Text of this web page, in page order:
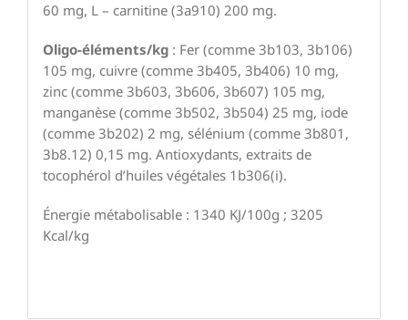
60 mg, L – carnitine (3a910) 200 mg.
Oligo-éléments/kg: Fer (comme 3b103, 3b106)
105 mg, cuivre (comme 3b405, 3b406) 10 mg,
zinc (comme 3b603, 3b606, 3b607) 105 mg,
manganèse (comme 3b502, 3b504) 25 mg, iode
(comme 3b202) 2 mg, sélénium (comme 3b801,
3b8.12) 0,15 mg. Antioxydants, extraits de
tocophérol d’huiles végétales 1b306(i).
Énergie métabolisable : 1340 KJ/100g ; 3205
Kcal/kg